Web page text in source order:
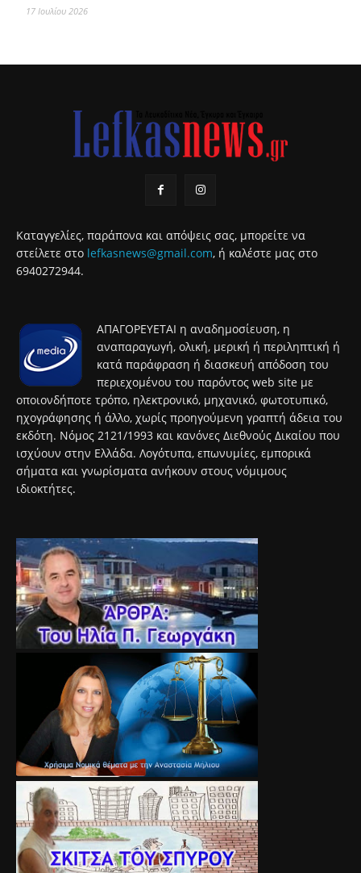
17 Ιουλίου 2026
Καταγγελίες, παράπονα και απόψεις σας, μπορείτε να
στείλετε στο lefkasnews@gmail.com, ή καλέστε μας στο
6940272944.
ΑΠΑΓΟΡΕΥΕΤΑΙ η αναδημοσίευση, η
αναπαραγωγή, ολική, μερική ή περιληπτική ή
κατά παράφραση ή διασκευή απόδοση του
περιεχομένου του παρόντος web site με
οποιονδήποτε τρόπο, ηλεκτρονικό, μηχανικό, φωτοτυπικό,
ηχογράφησης ή άλλο, χωρίς προηγούμενη γραπτή άδεια του
εκδότη. Νόμος 2121/1993 και κανόνες Διεθνούς Δικαίου που
ισχύουν στην Ελλάδα. Λογότυπα, επωνυμίες, εμπορικά
σήματα και γνωρίσματα ανήκουν στους νόμιμους
ιδιοκτήτες.